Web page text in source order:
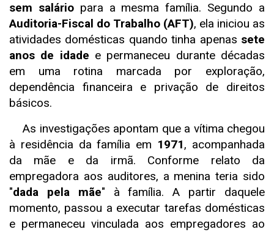
sem saláriopara a mesma família. Segundo a
Auditoria-Fiscal do Trabalho (AFT), ela iniciou as
atividades domésticas quando tinha apenas sete
anos de idade e permaneceu durante décadas
em uma rotina marcada por exploração,
dependência financeira e privação de direitos
básicos.
As investigações apontam que a vítima chegou
à residência da família em 1971, acompanhada
da mãe e da irmã. Conforme relato da
empregadora aos auditores, a menina teria sido
"dada pela mãe" à família. A partir daquele
momento, passou a executar tarefas domésticas
e permaneceu vinculada aos empregadores ao